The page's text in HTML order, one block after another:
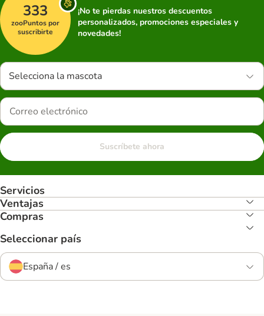
333
zooPuntos por
suscribirte
¡No te pierdas nuestros descuentos
personalizados, promociones especiales y
novedades!
Selecciona la mascota
Suscríbete ahora
Servicios
Ventajas
Compras
Seleccionar país
España / es